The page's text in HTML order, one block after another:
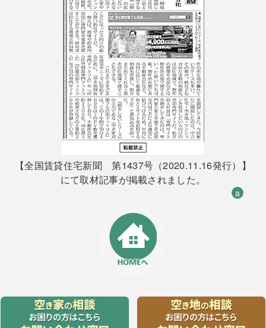
【全国賃貸住宅新聞 第1437号（2020.11.16発行）】
にて取材記事が掲載されました。
a